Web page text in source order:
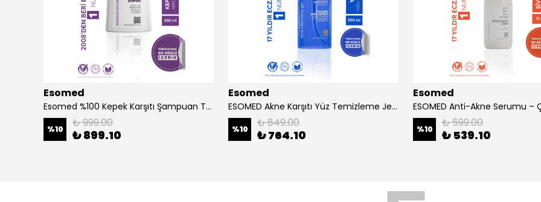
Esomed
Esomed %100 Kepek Karşıtı Şampuan Tüm Saçlar için ve 28 Bileşenli Formül
%10 ₺ 999.00
₺ 899.10
Esomed
ESOMED Akne Karşıtı Yüz Temizleme Jeli – Çinko PCA + Laktik Asit ile Yağ Dengesi ve Derin Temizlik
%10 ₺ 849.00
₺ 764.10
Esomed
%10 ₺ 599.00
₺ 539.10